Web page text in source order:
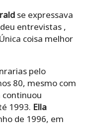
se expressava
entrevistas ,
coisa melhor
pelo
80, mesmo com
continuou
1993. Ella
de 1996, em